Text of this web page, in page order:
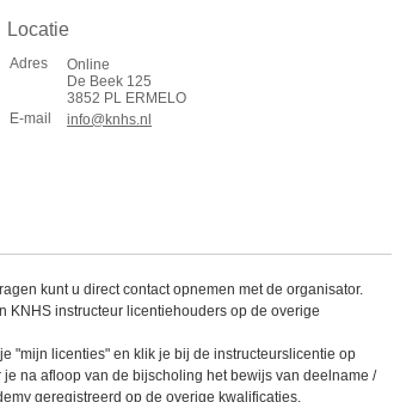
Locatie
Adres
Online
De Beek 125
3852 PL ERMELO
E-mail
info@knhs.nl
kunt u direct contact opnemen met de organisator.
KNHS instructeur licentiehouders op de overige
"mijn licenties" en klik je bij de instructeurslicentie op
na afloop van de bijscholing het bewijs van deelname /
geregistreerd op de overige kwalificaties.